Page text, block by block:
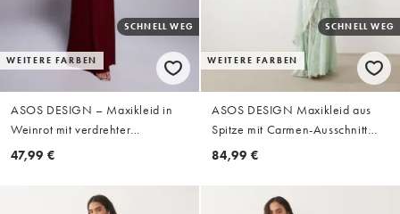
WEITERE FARBEN
SCHNELL WEG
ASOS DESIGN – Maxikleid in
Weinrot mit verdrehter
Schulterpartie und Schnürung
47,99 €
WEITERE FARBEN
SCHNELL WEG
ASOS DESIGN Maxikleid aus
Spitze mit Carmen-Ausschnitt
und langen Ärmeln in Mint
84,99 €